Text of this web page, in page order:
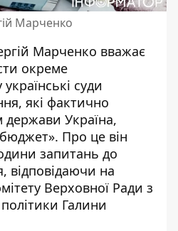
Марченко
Марченко вважає
окреме
суди
які фактично
держави Україна,
Про це він
запитань до
відповідаючи на
Верховної Ради з
Галини